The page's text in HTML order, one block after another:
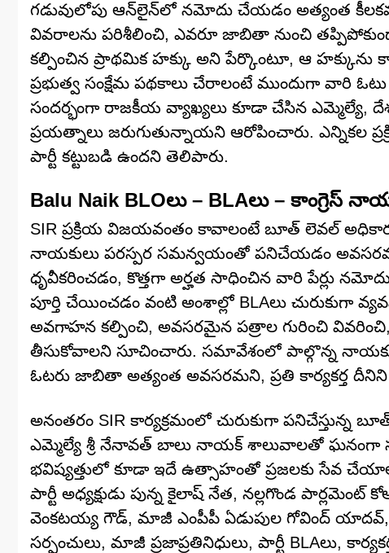
గడువులోపు ఆన్‌లైన్‌లో నమోదు చేయడం అత్యంత
వివరాలను పరిశీలించి, ఎవరూ జాబితా నుంచి
కల్పించిన ప్రాథమిక హక్కు అని పేర్కొంటూ, ఆ హక్కును
ప్రభుత్వ సంక్షేమ పథకాలు చేరాలంటే ముందుగా వారి
సందర్భంగా రాజకీయ వ్యాఖ్యలు కూడా చేసిన ఎమ్మెల్యే,
ప్రయత్నాలు జరుగుతున్నాయని ఆరోపించారు. ఎన్నికల
పార్టీ కట్టుబడి ఉందని తెలిపారు.
Balu Naik BLOలు – BLAలు –
SIR ప్రక్రియ విజయవంతం కావాలంటే బూత్ లెవల్
నాయకులు పరస్పర సమన్వయంతో పనిచేయడం అవసరమని
ధృవీకరించడం, కొత్తగా అర్హత సాధించిన వారి పేర్లు
పూర్తి చేయించడం వంటి అంశాల్లో BLAలు చురుకుగా
అవగాహన కల్పించి, అవసరమైన పత్రాల గురించి వివరించి,
తీసుకోవాలని సూచించారు. సమావేశంలో పాల్గొన్న
ఓటరు జాబితా అత్యంత అవసరమని, ప్రతి కార్యకర్త
అనంతరం SIR కార్యక్రమంలో చురుకుగా పనిచేస్తున్న
ఎమ్మెల్యే శ్రీ నేనావత్ బాలు నాయక్ శాలువాలతో ఘనంగా
భవిష్యత్తులో కూడా ఇదే ఉత్సాహంతో ప్రజలకు సేవ
పార్టీ అధ్యక్షుడు పున్న కైలాష్ నేత, నల్లగొండ
వెంకటయ్య గౌడ్, మాజీ ఎంపీపీ ఏడుపుల గోవింద్ యాదవ్,
సర్పంచులు, మాజీ ప్రజాప్రతినిధులు, పార్టీ BLAలు,